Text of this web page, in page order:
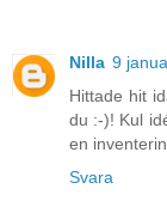
Nilla 9
Hittade hit
du :-)! Kul
en
Svara